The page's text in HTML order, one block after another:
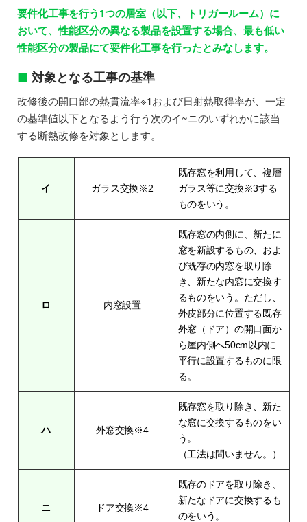
要件化工事を行う1つの居室（以下、トリガールーム）に
おいて、性能区分の異なる製品を設置する場合、最も低い
性能区分の製品にて要件化工事を行ったとみなします。
対象となる工事の基準
改修後の開口部の熱貫流率※1および日射熱取得率が、一定
の基準値以下となるよう行う次のイ~ニのいずれかに該当
する断熱改修を対象とします。
イ ガラス交換※2
既存窓を利用して、複層
ガラス等に交換※3する
ものをいう。
ロ 内窓設置
既存窓の内側に、新たに
窓を新設するもの、およ
び既存の内窓を取り除
き、新たな内窓に交換す
るものをいう。ただし、
外皮部分に位置する既存
外窓（ドア）の開口面か
ら屋内側へ50cm以内に
平行に設置するものに限
る。
ハ 外窓交換※4
既存窓を取り除き、新た
な窓に交換するものをい
う。
（工法は問いません。）
ニ ドア交換※4
既存のドアを取り除き、
新たなドアに交換するも
のをいう。